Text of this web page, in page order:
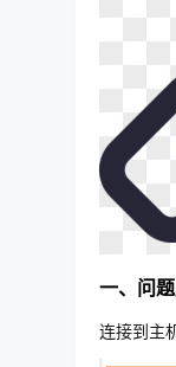
一、问
连接到主